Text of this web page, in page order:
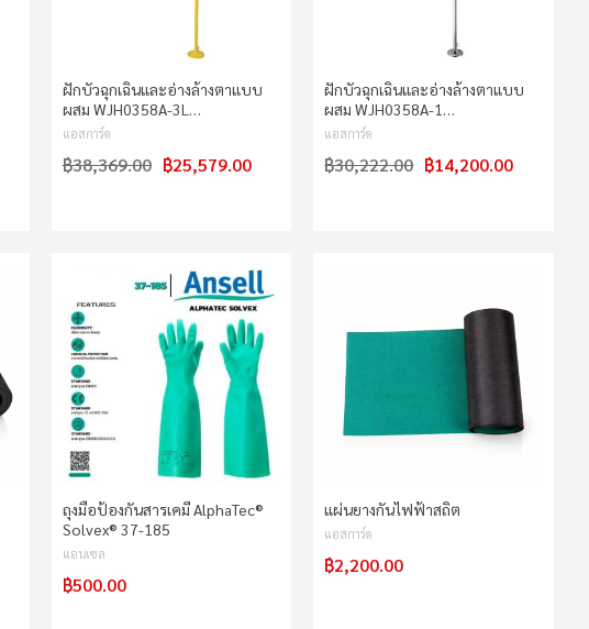
ฝักบัวฉุกเฉินและอ่างล้างตาแบบ
ผสม WJH0358A-3L…
แอสการ์ด
฿25,579.00
฿38,369.00
ฝักบัวฉุกเฉินและอ่างล้างตาแบบ
ผสม WJH0358A-1…
แอสการ์ด
฿14,200.00
฿30,222.00
ถุงมือป้องกันสารเคมี AlphaTec®
Solvex® 37-185
แอนเซล
฿500.00
แผ่นยางกันไฟฟ้าสถิต
แอสการ์ด
฿2,200.00